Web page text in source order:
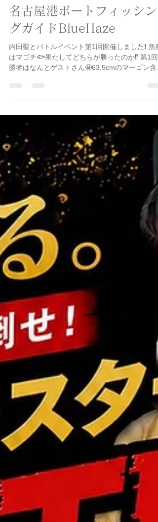
イベント
名古屋港ボートフィッシン
グガイドBlueHaze
内田聖とバトルイベント第1回開催しました❗️ 魚種
はマゴチ🐟果たしてどちらが勝ったのか⁉️ 第1回
ゲストさんの勝利🏆 最後に戦利品のプレゼント
お疲れ様でした❗️ さぁ、次のバトルははたしてど
らが勝つのか⁉️今から楽しみです😁 #バトルイベ
ント #BlueBlue #アピア #popseacrew #zalts